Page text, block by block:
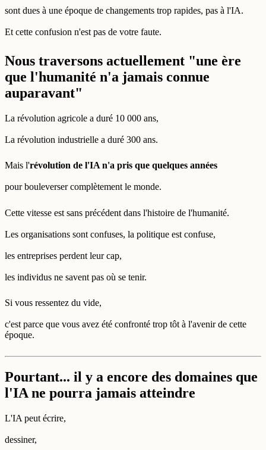
sont dues à une époque de changements trop rapides, pas à l'IA.
Et cette confusion n'est pas de votre faute.
Nous traversons actuellement "une ère
que l'humanité n'a jamais connue
auparavant"
La révolution agricole a duré 10 000 ans,
La révolution industrielle a duré 300 ans.
Mais l'révolution de l'IA n'a pris que quelques années
pour bouleverser complètement le monde.
Cette vitesse est sans précédent dans l'histoire de l'humanité.
Les organisations sont confuses, la politique est confuse,
les entreprises perdent leur cap,
les individus ne savent pas où se tenir.
Si vous ressentez du vide,
c'est parce que vous avez été confronté trop tôt à l'avenir de cette
époque.
Pourtant... il y a encore des domaines que
l'IA ne pourra jamais atteindre
L'IA peut écrire,
dessiner,